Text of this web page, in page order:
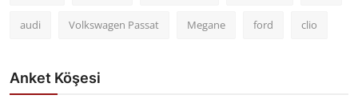
audi Volkswagen Passat Megane ford clio
Anket Köşesi